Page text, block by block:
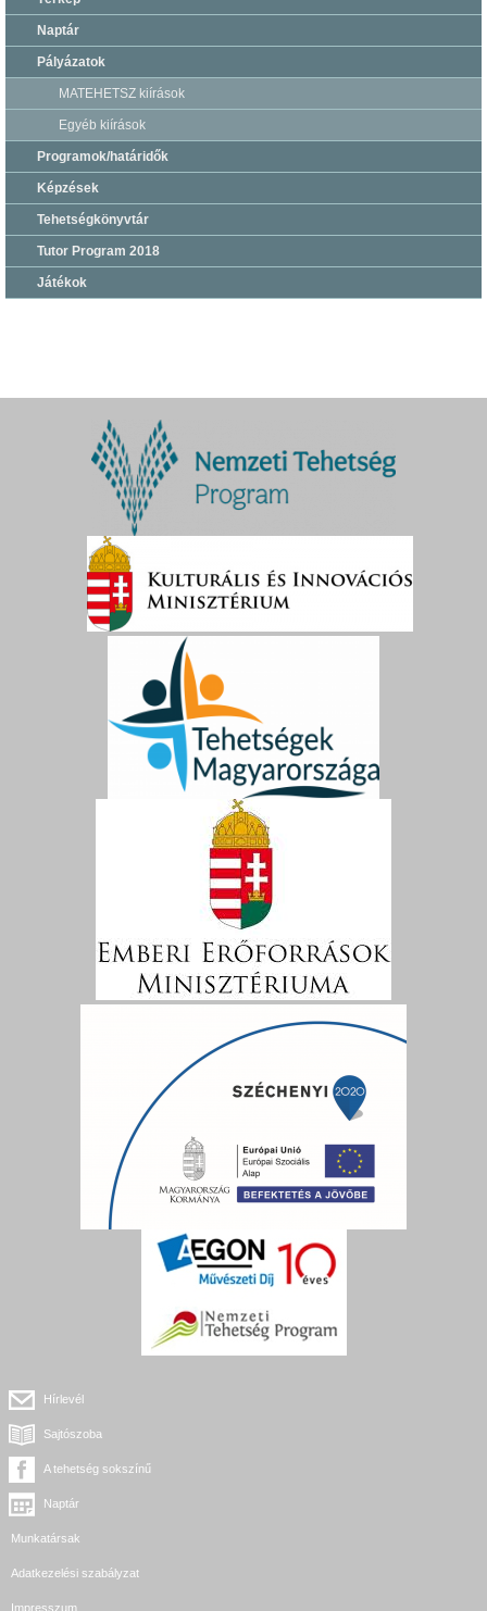
Naptár
Pályázatok
MATEHETSZ kiírások
Egyéb kiírások
Programok/határidők
Képzések
Tehetségkönyvtár
Tutor Program 2018
Játékok
Hírlevél
Sajtószoba
A tehetség sokszínű
Naptár
Munkatársak
Adatkezelési szabályzat
Impresszum